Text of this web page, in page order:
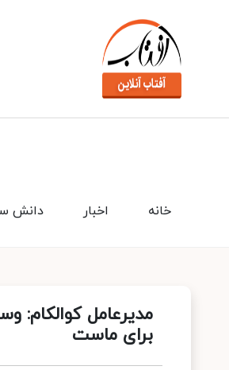
دانش اخبار خانه
مدیرعامل کوالکام:
برای ماست